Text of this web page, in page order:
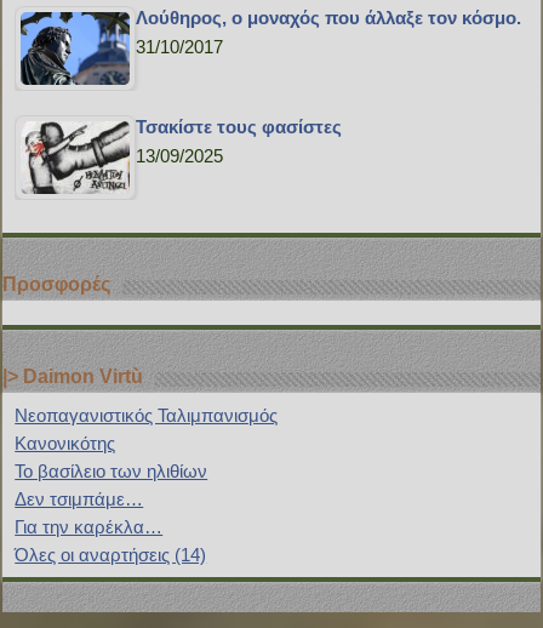
Λούθηρος, ο μοναχός που άλλαξε τον κόσμο.
31/10/2017
Τσακίστε τους φασίστες
13/09/2025
Προσφορές
|> Daimon Virtù
Νεοπαγανιστικός Ταλιμπανισμός
Κανονικότης
Το βασίλειο των ηλιθίων
Δεν τσιμπάμε…
Για την καρέκλα…
Όλες οι αναρτήσεις (14)